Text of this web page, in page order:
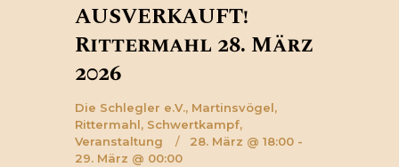
AUSVERKAUFT!
Rittermahl 28. März
2026
Die Schlegler e.V., Martinsvögel,
Rittermahl, Schwertkampf,
Veranstaltung
28. März @ 18:00 -
29. März @ 00:00